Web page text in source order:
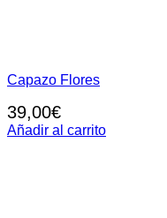
Capazo Flores
39,00€
Añadir al carrito